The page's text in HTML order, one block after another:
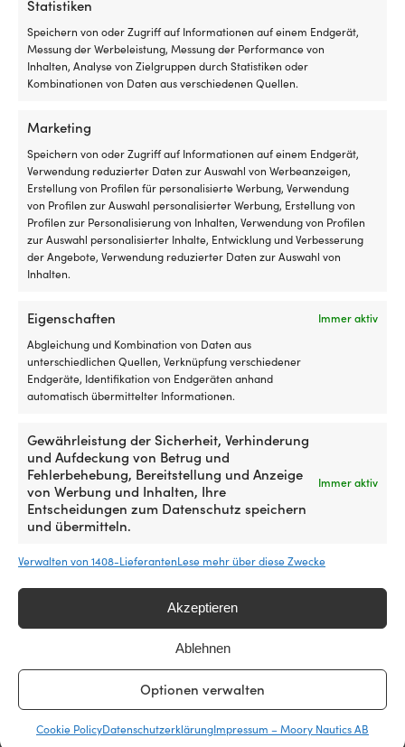
Statistiken
Speichern von oder Zugriff auf Informationen auf einem Endgerät,
Messung der Werbeleistung, Messung der Performance von
Inhalten, Analyse von Zielgruppen durch Statistiken oder
Kombinationen von Daten aus verschiedenen Quellen.
Marketing
Speichern von oder Zugriff auf Informationen auf einem Endgerät,
Verwendung reduzierter Daten zur Auswahl von Werbeanzeigen,
Erstellung von Profilen für personalisierte Werbung, Verwendung
von Profilen zur Auswahl personalisierter Werbung, Erstellung von
Profilen zur Personalisierung von Inhalten, Verwendung von Profilen
zur Auswahl personalisierter Inhalte, Entwicklung und Verbesserung
der Angebote, Verwendung reduzierter Daten zur Auswahl von
Inhalten.
Eigenschaften
Immer aktiv
Abgleichung und Kombination von Daten aus
unterschiedlichen Quellen, Verknüpfung verschiedener
Endgeräte, Identifikation von Endgeräten anhand
automatisch übermittelter Informationen.
Gewährleistung der Sicherheit, Verhinderung
und Aufdeckung von Betrug und
Fehlerbehebung, Bereitstellung und Anzeige
von Werbung und Inhalten, Ihre
Entscheidungen zum Datenschutz speichern
und übermitteln.
Immer aktiv
Verwalten von 1408-LieferantenLese mehr über diese Zwecke
Akzeptieren
Ablehnen
Optionen verwalten
Cookie PolicyDatenschutzerklärungImpressum – Moory Nautics AB
Heizstab für
Warmwasserbereiter Quick /
UVP119,99€Ursprünglicher
Preis
war:
119,99 €
99,99€Aktueller
Preis
ist:
99,99 €.
MwSt. inkl.
1 VORRÄTIG (KANN
NACHBESTELLT WERDEN)
Elektrische Ankerwinde (Set)
Quick Balder Y Kit 900 W,
Steuerpanel + Kabelsatz +
Fernbedienung
1.839,99€
MwSt. inkl.
VERFÜGBAR BEI
NACHBESTELLUNG
Heizstab für
Warmwasserbereiter Quick /
Sigmar 220 V, 500 W
Preis
119,99 €
Preis
ist:
89,99 €.
MwSt. inkl.
NACHBESTELLT WERDEN)
Deckssteckdose Quick, 6-polig,
6 A, 48 V, vergoldete Kontakte,
mit Kunststoffdeckel
48,66€